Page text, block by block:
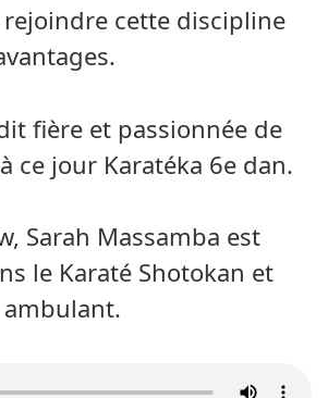
cette discipline
fière et passionnée de
ce jour Karatéka 6e dan.
Sarah Massamba est
le Karaté Shotokan et